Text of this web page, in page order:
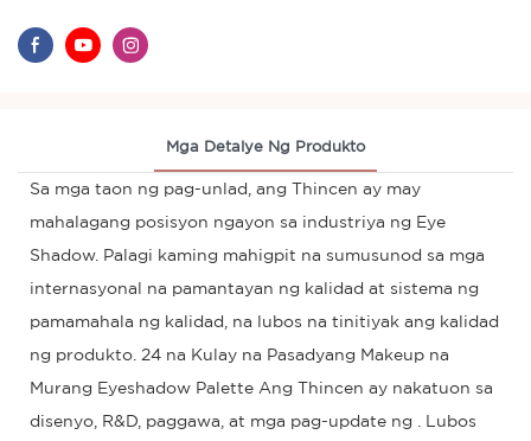
Mga Detalye Ng Produkto
Sa mga taon ng pag-unlad, ang Thincen ay may
mahalagang posisyon ngayon sa industriya ng Eye
Shadow. Palagi kaming mahigpit na sumusunod sa mga
internasyonal na pamantayan ng kalidad at sistema ng
pamamahala ng kalidad, na lubos na tinitiyak ang kalidad
ng produkto. 24 na Kulay na Pasadyang Makeup na
Murang Eyeshadow Palette Ang Thincen ay nakatuon sa
disenyo, R&D, paggawa, at mga pag-update ng . Lubos